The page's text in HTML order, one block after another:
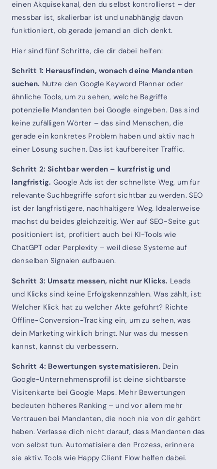
einen Akquisekanal, den du selbst kontrollierst – der
messbar ist, skalierbar ist und unabhängig davon
funktioniert, ob gerade jemand an dich denkt.
Hier sind fünf Schritte, die dir dabei helfen:
Schritt 1: Herausfinden, wonach deine Mandanten
suchen. Nutze den Google Keyword Planner oder
ähnliche Tools, um zu sehen, welche Begriffe
potenzielle Mandanten bei Google eingeben. Das sind
keine zufälligen Wörter – das sind Menschen, die
gerade ein konkretes Problem haben und aktiv nach
einer Lösung suchen. Das ist kaufbereiter Traffic.
Schritt 2: Sichtbar werden – kurzfristig und
langfristig. Google Ads ist der schnellste Weg, um für
relevante Suchbegriffe sofort sichtbar zu werden. SEO
ist der langfristigere, nachhaltigere Weg. Idealerweise
machst du beides gleichzeitig. Wer auf SEO-Seite gut
positioniert ist, profitiert auch bei KI-Tools wie
ChatGPT oder Perplexity – weil diese Systeme auf
denselben Signalen aufbauen.
Schritt 3: Umsatz messen, nicht nur Klicks. Leads
und Klicks sind keine Erfolgskennzahlen. Was zählt, ist:
Welcher Klick hat zu welcher Akte geführt? Richte
Offline-Conversion-Tracking ein, um zu sehen, was
dein Marketing wirklich bringt. Nur was du messen
kannst, kannst du verbessern.
Schritt 4: Bewertungen systematisieren. Dein
Google-Unternehmensprofil ist deine sichtbarste
Visitenkarte bei Google Maps. Mehr Bewertungen
bedeuten höheres Ranking – und vor allem mehr
Vertrauen bei Mandanten, die noch nie von dir gehört
haben. Verlasse dich nicht darauf, dass Mandanten das
von selbst tun. Automatisiere den Prozess, erinnere
sie aktiv. Tools wie Happy Client Flow helfen dabei.